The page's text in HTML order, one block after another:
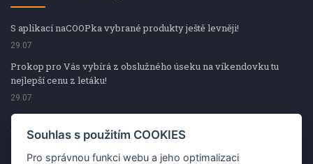
S aplikací naCOOPka vybrané produkty ještě levněji!
29.07
Prokop pro Vás vybírá z obslužného úseku na víkendovku tu
nejlepší cenu z letáku!
29.07
Prokop pro Vás vybírá z obslužného úseku na víkendovku tu
nejlepší cenu z letáku!
Souhlas s použitím COOKIES
Pro správnou funkci webu a jeho optimalizaci